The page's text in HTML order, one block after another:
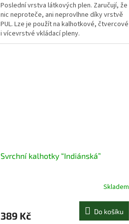
Poslední vrstva látkových plen. Zaručují, že
nic neproteče, ani neprovlhne díky vrstvě
PUL. Lze je použít na kalhotkové, čtvercové
i vícevrstvé vkládací pleny.
Svrchní kalhotky “Indiánská”
Skladem
389 Kč Do košíku